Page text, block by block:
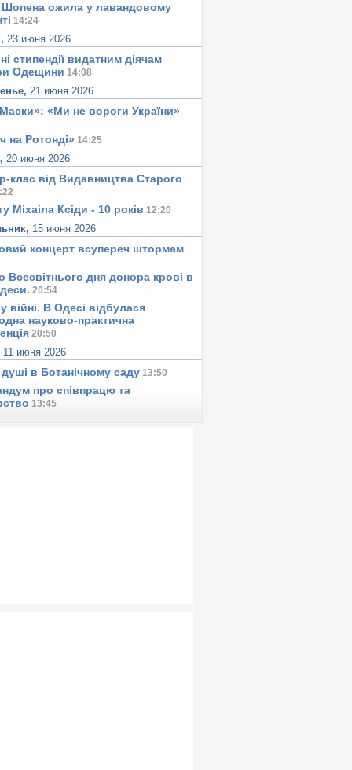
Шопена ожила у лавандовому
14:24
23 июня 2026
стипендії видатним діячам
Одещини 14:08
21 июня 2026
«Ми не вороги України»
на Ротонді» 14:25
20 июня 2026
клас від Видавництва Старого
Міхаіла Ксіди - 10 років 12:20
15 июня 2026
концерт всупереч штормам
Всесвітнього дня донора крові в
20:54
у вiйнi. В Одесi вiдбулася
науково-практична
20:50
11 июня 2026
душi в Ботанiчному саду 13:50
про співпрацю та
13:45